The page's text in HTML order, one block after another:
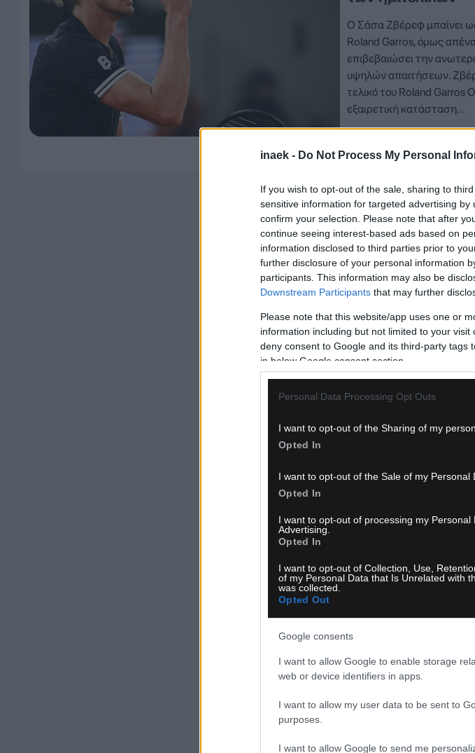
inaek - Do Not Process My Personal
If you wish to opt-out of the sale, sharing to
sensitive information for targeted advertising
confirm your selection. Please note that after
continue seeing interest-based ads based on
information disclosed to third parties prior to
further disclosure of your personal information
participants. This information may also be
Downstream Participants that may further
Please note that this website/app uses one or
information including but not limited to your
deny consent to Google and its third-party tags
in below Google consent section.
Personal Data Processing Opt Outs
I want to opt-out of the Sharing of my
Opted In
I want to opt-out of the Sale of my Personal
Opted In
I want to opt-out of processing my Personal
Advertising.
Opted In
I want to opt-out of Collection, Use,
of my Personal Data that Is Unrelated with
was collected.
Opted Out
Google consents
I want to allow Google to enable storage
web or device identifiers in apps.
I want to allow my user data to be sent to
purposes.
I want to allow Google to send me
Ο Σάσα Ζβέρεφ μπαίνει
Roland Garros, όμως
επιβεβαιώσει την
υψηλών απαιτήσεων.
τελικό του Roland
εξαιρετική κατάσταση…